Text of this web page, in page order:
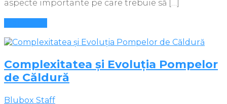
aspecte importante pe care trebuie să […]
Complexitatea și Evoluția Pompelor
de Căldură
Blubox Staff